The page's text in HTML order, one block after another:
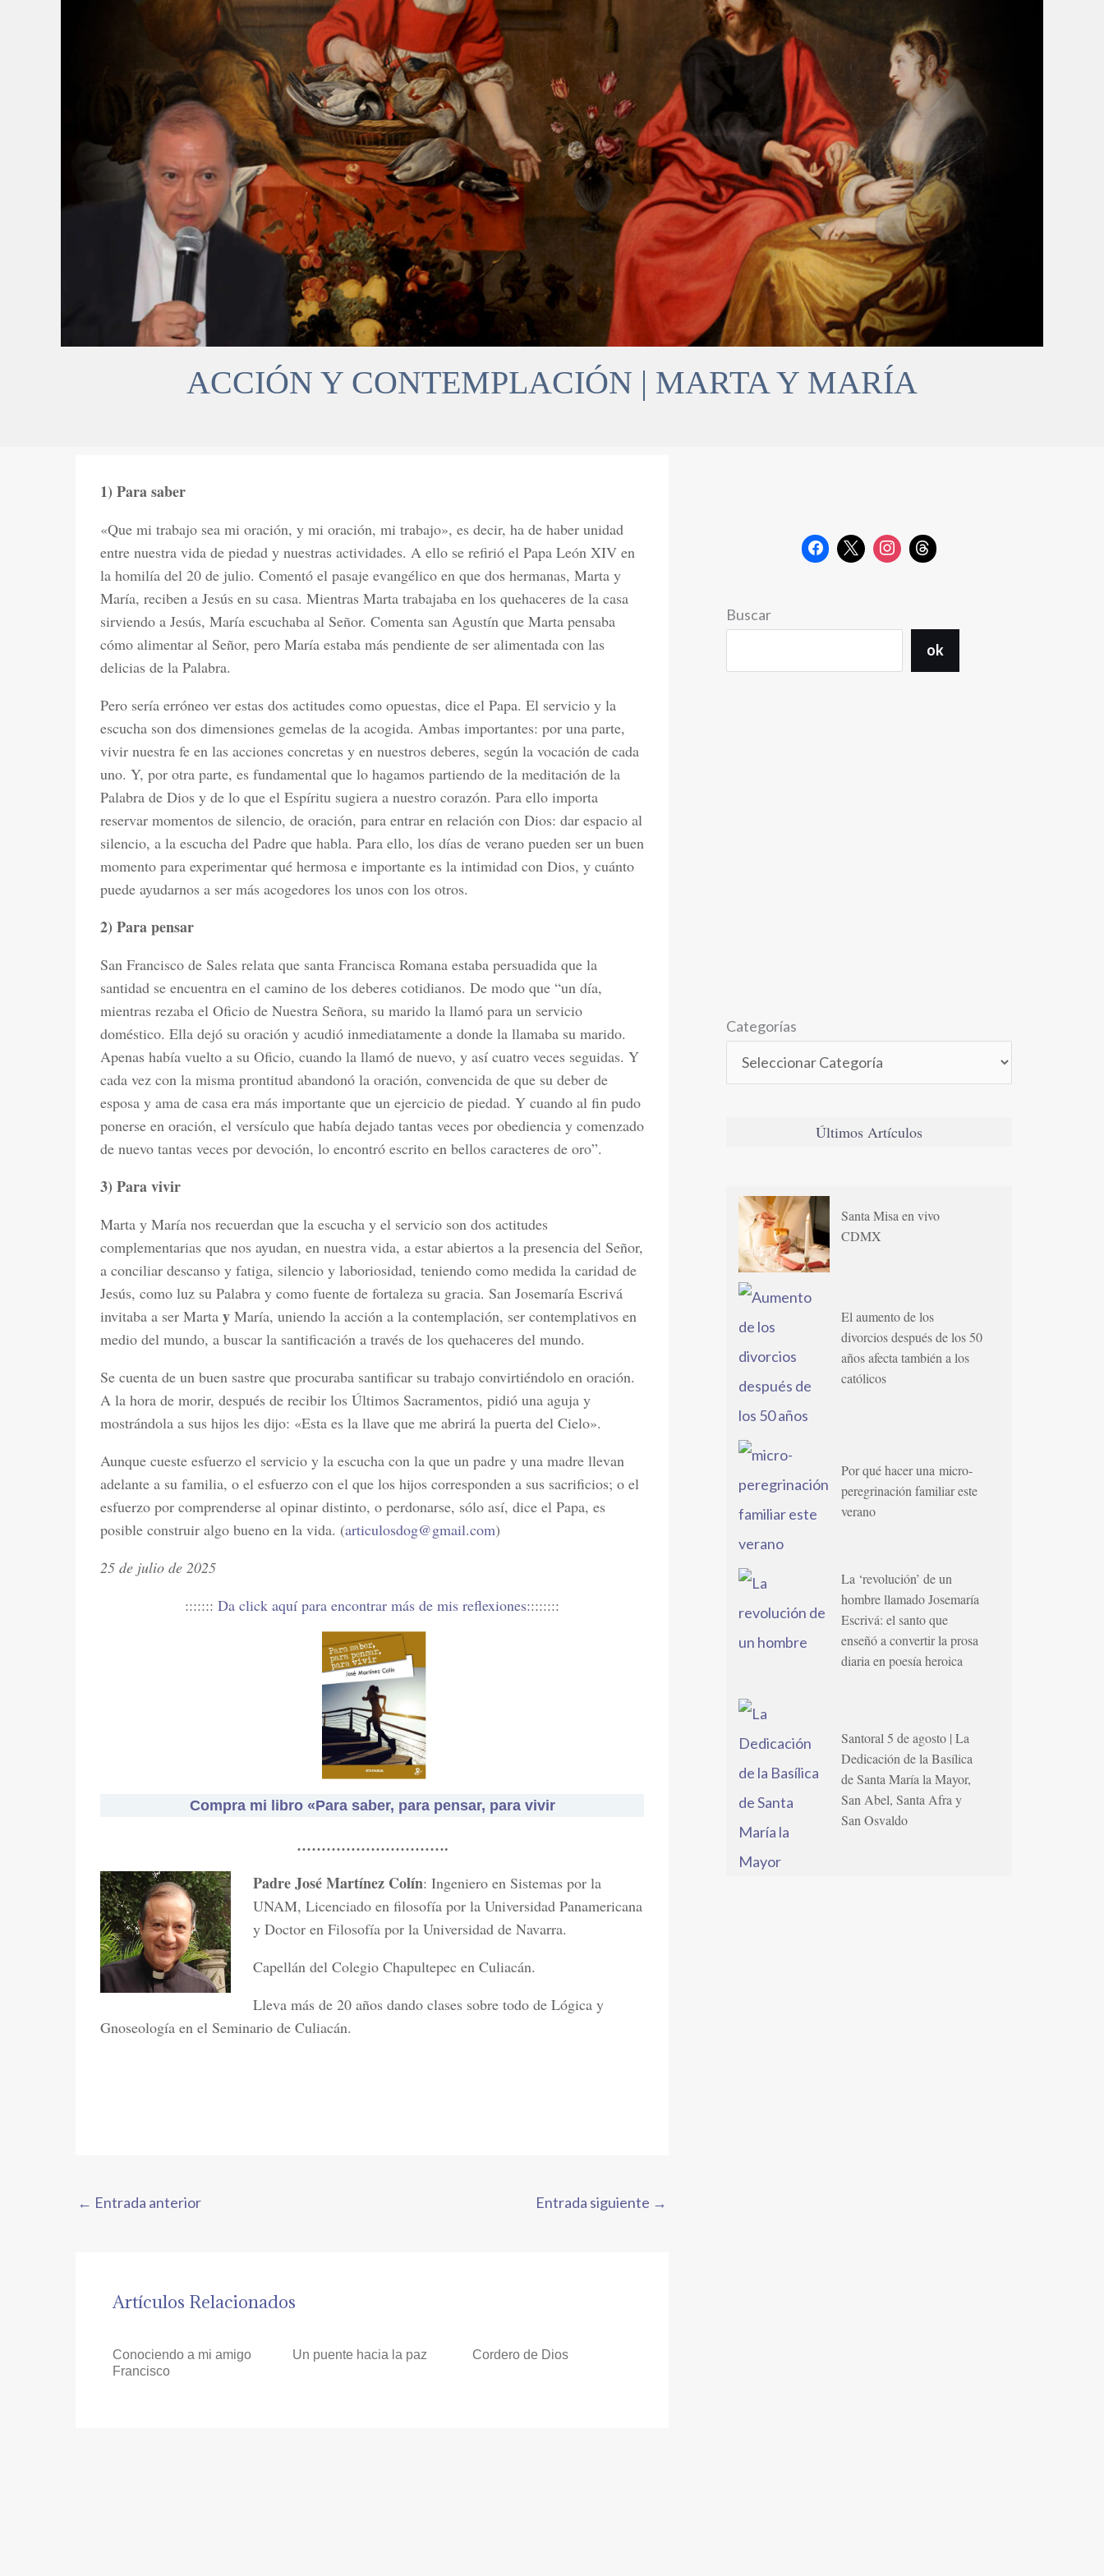
ACCIÓN Y CONTEMPLACIÓN | MARTA Y MARÍA
1) Para saber
«Que mi trabajo sea mi oración, y mi oración, mi trabajo», es decir, ha de haber unidad
entre nuestra vida de piedad y nuestras actividades. A ello se refirió el Papa León XIV en
la homilía del 20 de julio. Comentó el pasaje evangélico en que dos hermanas, Marta y
María, reciben a Jesús en su casa. Mientras Marta trabajaba en los quehaceres de la casa
sirviendo a Jesús, María escuchaba al Señor. Comenta san Agustín que Marta pensaba
cómo alimentar al Señor, pero María estaba más pendiente de ser alimentada con las
delicias de la Palabra.
Pero sería erróneo ver estas dos actitudes como opuestas, dice el Papa. El servicio y la
escucha son dos dimensiones gemelas de la acogida. Ambas importantes: por una parte,
vivir nuestra fe en las acciones concretas y en nuestros deberes, según la vocación de cada
uno. Y, por otra parte, es fundamental que lo hagamos partiendo de la meditación de la
Palabra de Dios y de lo que el Espíritu sugiera a nuestro corazón. Para ello importa
reservar momentos de silencio, de oración, para entrar en relación con Dios: dar espacio al
silencio, a la escucha del Padre que habla. Para ello, los días de verano pueden ser un buen
momento para experimentar qué hermosa e importante es la intimidad con Dios, y cuánto
puede ayudarnos a ser más acogedores los unos con los otros.
2) Para pensar
San Francisco de Sales relata que santa Francisca Romana estaba persuadida que la
santidad se encuentra en el camino de los deberes cotidianos. De modo que “un día,
mientras rezaba el Oficio de Nuestra Señora, su marido la llamó para un servicio
doméstico. Ella dejó su oración y acudió inmediatamente a donde la llamaba su marido.
Apenas había vuelto a su Oficio, cuando la llamó de nuevo, y así cuatro veces seguidas. Y
cada vez con la misma prontitud abandonó la oración, convencida de que su deber de
esposa y ama de casa era más importante que un ejercicio de piedad. Y cuando al fin pudo
ponerse en oración, el versículo que había dejado tantas veces por obediencia y comenzado
de nuevo tantas veces por devoción, lo encontró escrito en bellos caracteres de oro”.
3) Para vivir
Marta y María nos recuerdan que la escucha y el servicio son dos actitudes
complementarias que nos ayudan, en nuestra vida, a estar abiertos a la presencia del Señor,
a conciliar descanso y fatiga, silencio y laboriosidad, teniendo como medida la caridad de
Jesús, como luz su Palabra y como fuente de fortaleza su gracia. San Josemaría Escrivá
invitaba a ser Marta y María, uniendo la acción a la contemplación, ser contemplativos en
medio del mundo, a buscar la santificación a través de los quehaceres del mundo.
Se cuenta de un buen sastre que procuraba santificar su trabajo convirtiéndolo en oración.
A la hora de morir, después de recibir los Últimos Sacramentos, pidió una aguja y
mostrándola a sus hijos les dijo: «Esta es la llave que me abrirá la puerta del Cielo».
Aunque cueste esfuerzo el servicio y la escucha con la que un padre y una madre llevan
adelante a su familia, o el esfuerzo con el que los hijos corresponden a sus sacrificios; o el
esfuerzo por comprenderse al opinar distinto, o perdonarse, sólo así, dice el Papa, es
posible construir algo bueno en la vida. (articulosdog@gmail.com)
25 de julio de 2025
::::::: Da click aquí para encontrar más de mis reflexiones::::::::
Compra mi libro «Para saber, para pensar, para vivir
………………………….
Padre José Martínez Colín: Ingeniero en Sistemas por la
UNAM, Licenciado en filosofía por la Universidad Panamericana
y Doctor en Filosofía por la Universidad de Navarra.
Capellán del Colegio Chapultepec en Culiacán.
Lleva más de 20 años dando clases sobre todo de Lógica y
Gnoseología en el Seminario de Culiacán.
← Entrada anterior Entrada siguiente →
Artículos Relacionados
Conociendo a mi amigo
Francisco
Un puente hacia la paz Cordero de Dios
Buscar
ok
Categorías
Últimos Artículos
Santa Misa en vivo
CDMX
El aumento de los
divorcios después de los 50
años afecta también a los
católicos
Por qué hacer una micro-
peregrinación familiar este
verano
La ‘revolución’ de un
hombre llamado Josemaría
Escrivá: el santo que
enseñó a convertir la prosa
diaria en poesía heroica
Santoral 5 de agosto | La
Dedicación de la Basílica
de Santa María la Mayor,
San Abel, Santa Afra y
San Osvaldo